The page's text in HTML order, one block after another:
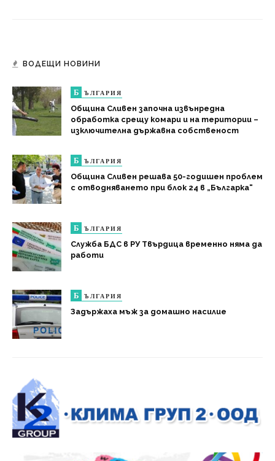
ВОДЕЩИ НОВИНИ
Б ЪЛГАРИЯ
Община Сливен започна извънредна
обработка срещу комари и на територии –
изключителна държавна собственост
Б ЪЛГАРИЯ
Община Сливен решава 50-годишен проблем
с отводняването при блок 24 в „Българка“
Б ЪЛГАРИЯ
Служба БДС в РУ Твърдица временно няма да
работи
Б ЪЛГАРИЯ
Задържаха мъж за домашно насилие